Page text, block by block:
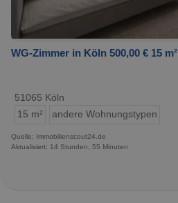
WG-Zimmer in Köln 500,00 € 15 m²
51065 Köln
15 m²
andere Wohnungstypen
Quelle: Immobilienscout24.de
Aktualisiert: 14 Stunden, 55 Minuten